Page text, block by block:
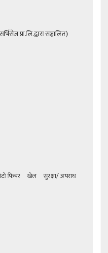
प्रा.लि.द्वारा सञ्चालित)
फिचर खेल
सुरक्षा/ अपराध